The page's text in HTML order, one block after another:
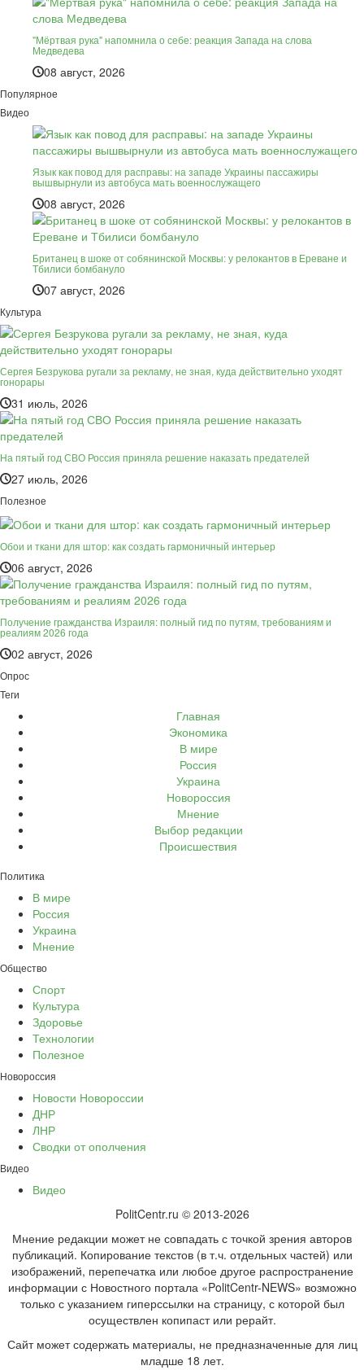
"Мёртвая рука" напомнила о себе: реакция Запада на слова
Медведева
08 август, 2026
Популярное
Видео
Язык как повод для расправы: на западе Украины пассажиры
вышвырнули из автобуса мать военнослужащего
08 август, 2026
Британец в шоке от собянинской Москвы: у релокантов в Ереване и
Тбилиси бомбануло
07 август, 2026
Культура
Сергея Безрукова ругали за рекламу, не зная, куда действительно уходят
гонорары
31 июль, 2026
На пятый год СВО Россия приняла решение наказать предателей
27 июль, 2026
Полезное
Обои и ткани для штор: как создать гармоничный интерьер
06 август, 2026
Получение гражданства Израиля: полный гид по путям, требованиям и
реалиям 2026 года
02 август, 2026
Опрос
Теги
Главная
Экономика
В мире
Россия
Украина
Новороссия
Мнение
Выбор редакции
Происшествия
Политика
В мире
Россия
Украина
Мнение
Общество
Спорт
Культура
Здоровье
Технологии
Полезное
Новороссия
Новости Новороссии
ДНР
ЛНР
Сводки от ополчения
Видео
Видео
PolitCentr.ru © 2013-2026
Мнение редакции может не совпадать с точкой зрения авторов
публикаций. Копирование текстов (в т.ч. отдельных частей) или
изображений, перепечатка или любое другое распространение
информации с Новостного портала «PolitCentr-NEWS» возможно
только с указанием гиперссылки на страницу, с которой был
осуществлен копипаст или рерайт.
Сайт может содержать материалы, не предназначенные для лиц
младше 18 лет.